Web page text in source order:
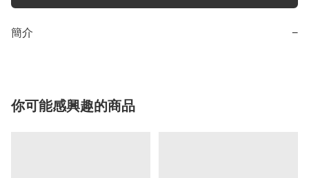
簡介 −
你可能感興趣的商品